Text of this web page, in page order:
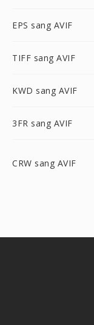
EPS sang AVIF
TIFF sang AVIF
KWD sang AVIF
3FR sang AVIF
CRW sang AVIF